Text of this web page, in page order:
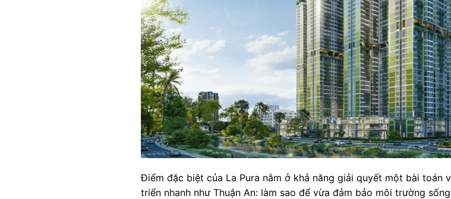
Điểm đặc biệt của La Pura nằm ở khả năng giải quyết một bài
triển nhanh như Thuận An: làm sao để vừa đảm bảo môi trường